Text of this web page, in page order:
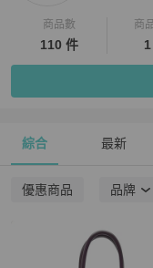
商品數
110 件
商
綜合 最新
優惠商品 品牌